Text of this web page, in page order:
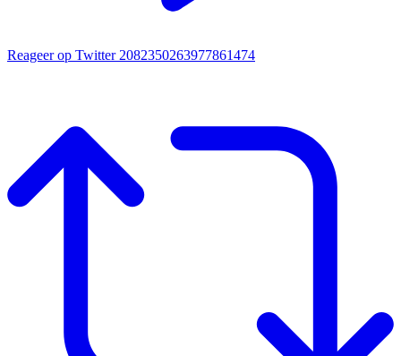
Reageer op Twitter 2082350263977861474